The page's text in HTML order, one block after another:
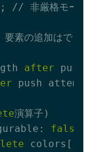
// 非厳格モード
素の追加はでき
after
push
演算子)
false
colors[